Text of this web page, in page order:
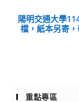
陽明交通大學
檔，紙本另寄
重點專區